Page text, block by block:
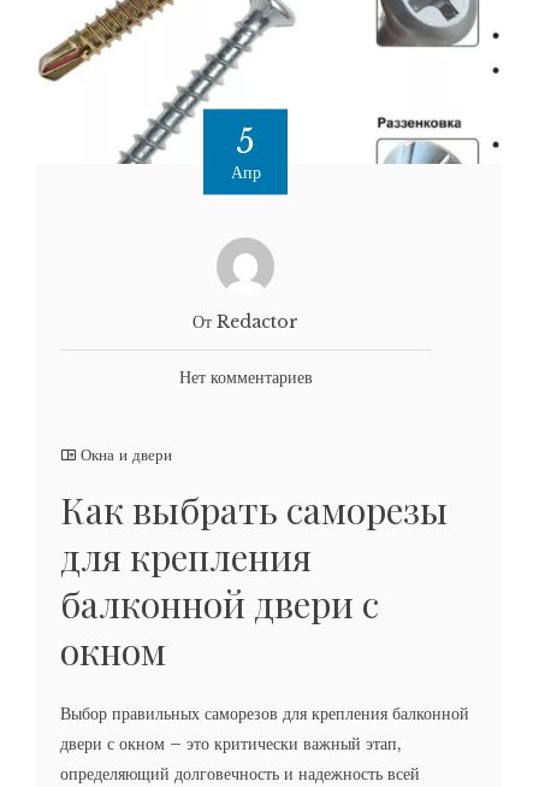
5
Апр
От Redactor
Нет комментариев
Окна и двери
Как выбрать саморезы
для крепления
балконной двери с
окном
Выбор правильных саморезов для крепления балконной
двери с окном – это критически важный этап,
определяющий долговечность и надежность всей